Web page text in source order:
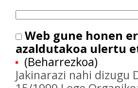
Web gune honen
azaldutakoa ulertu
(Beharrezkoa)
Jakinarazi nahi dizugu